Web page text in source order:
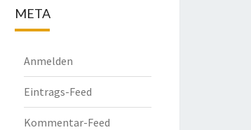
META
Anmelden
Eintrags-Feed
Kommentar-Feed